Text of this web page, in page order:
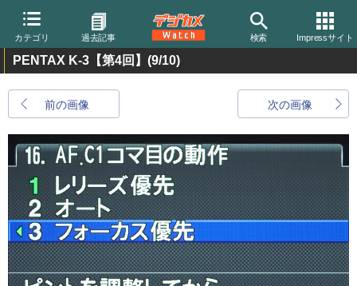
カテゴリ 過去記事 検索 Impressサイト
PENTAX K-3【第4回】 (9/10)
前の画像 次の画像